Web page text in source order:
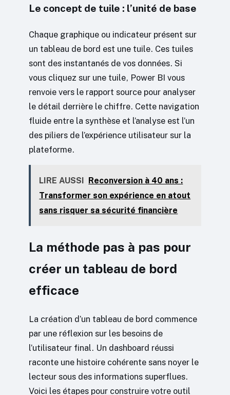
Le concept de tuile : l’unité de base
Chaque graphique ou indicateur présent sur
un tableau de bord est une tuile. Ces tuiles
sont des instantanés de vos données. Si
vous cliquez sur une tuile, Power BI vous
renvoie vers le rapport source pour analyser
le détail derrière le chiffre. Cette navigation
fluide entre la synthèse et l’analyse est l’un
des piliers de l’expérience utilisateur sur la
plateforme.
LIRE AUSSI Reconversion à 40 ans :
Transformer son expérience en atout
sans risquer sa sécurité financière
La méthode pas à pas pour
créer un tableau de bord
efficace
La création d’un tableau de bord commence
par une réflexion sur les besoins de
l’utilisateur final. Un dashboard réussi
raconte une histoire cohérente sans noyer le
lecteur sous des informations superflues.
Voici les étapes pour construire votre outil